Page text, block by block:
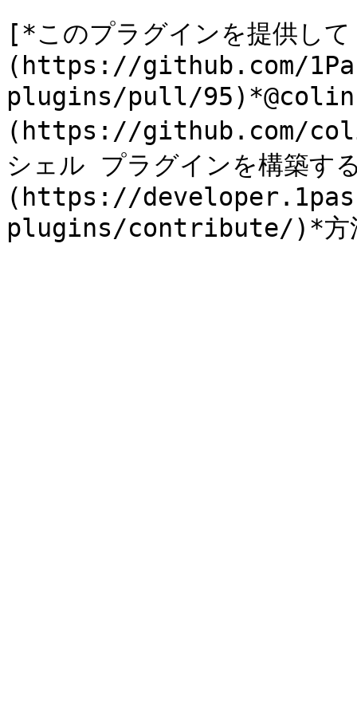
[*このプラグインを提供し
(https://github.com/
plugins/pull/
(https://github.com/
シェル プラグインを構築す
(https://